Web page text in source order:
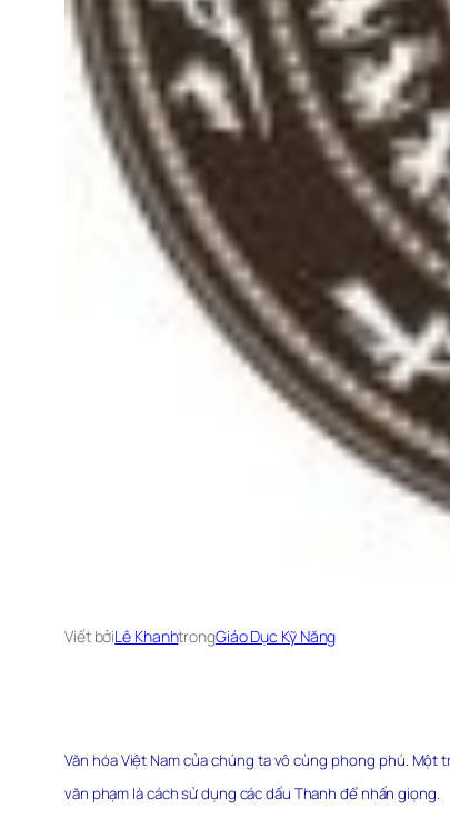
Viết bởiLê KhanhtrongGiáo Dục Kỹ Năng
Văn hóa Việt Nam của chúng ta vô cùng phong phú.
văn phạm là cách sử dụng các dấu Thanh để nhấn giọng.